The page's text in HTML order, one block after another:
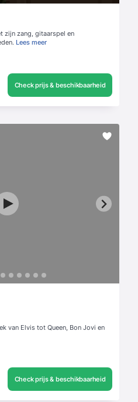
zijn zang, gitaarspel en
Lees meer
Check prijs & beschikbaarheid
van Elvis tot Queen, Bon Jovi en
Check prijs & beschikbaarheid